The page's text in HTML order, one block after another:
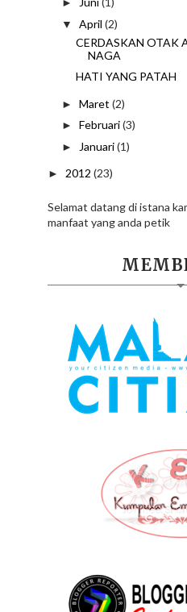
►
▼ April (2)
CERDASKAN OTAK
NAGA
HATI YANG PATAH
► Maret (2)
► Februari(3)
► Januari(1)
► 2012 (23)
Selamat datang di istana
manfaat yang anda petik